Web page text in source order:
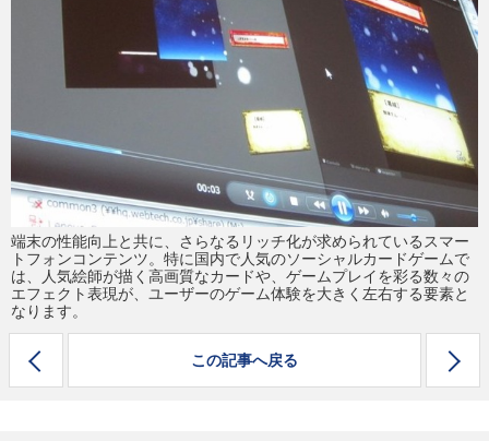
端末の性能向上と共に、さらなるリッチ化が求められているスマー
トフォンコンテンツ。特に国内で人気のソーシャルカードゲームで
は、人気絵師が描く高画質なカードや、ゲームプレイを彩る数々の
エフェクト表現が、ユーザーのゲーム体験を大きく左右する要素と
なります。
この記事へ戻る